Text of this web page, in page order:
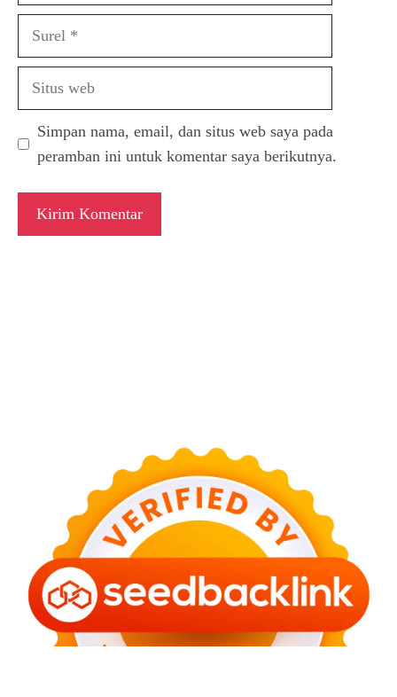
Surel
Situs
Simpan nama, email, dan situs web saya pada
peramban ini untuk komentar saya berikutnya.